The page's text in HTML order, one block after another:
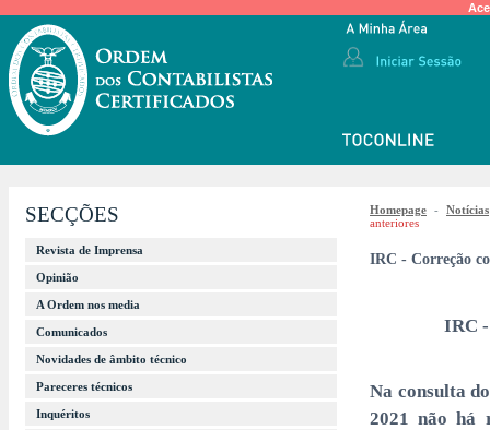
SECÇÕES
Revista de Imprensa
Opinião
A Ordem nos media
Comunicados
Novidades de âmbito técnico
Pareceres técnicos
Inquéritos
Homepage - Notícias
anteriores
IRC - Correção
IRC
Na consulta
2021 não há